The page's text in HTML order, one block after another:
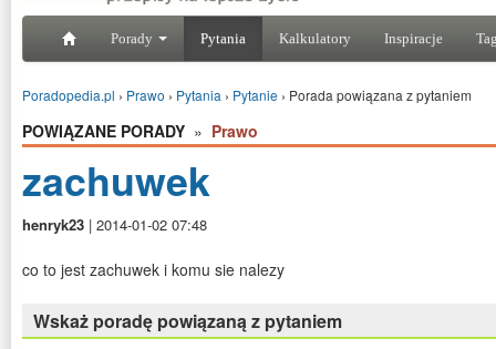
Porady Pytania Kalkulatory Inspiracje
Poradopedia.pl › Prawo › Pytania › Pytanie › Porada powiązana z pytaniem
POWIĄZANE PORADY » Prawo
zachuwek
henryk23 | 2014-01-02 07:48
co to jest zachuwek i komu sie nalezy
Wskaż poradę powiązaną z pytaniem